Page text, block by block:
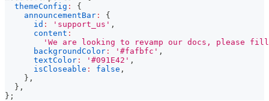
themeConfig :
{
announcementBar :
{
id : 'support_us' ,
content :
'We are looking to revamp our docs, please
backgroundColor : '#fafbfc' ,
textColor : '#091E42' ,
isCloseable : false ,
} ,
} ,
} ;